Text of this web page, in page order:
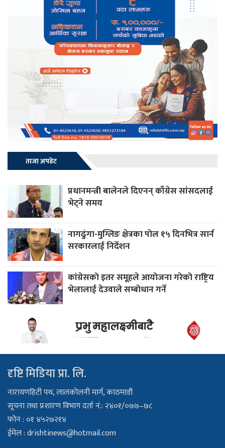
ताजा अपडेट
प्रधानमन्त्री बालेनले दिएनन् काँग्रेस सांसदलाई
भेट्ने समय
नागढुंगा-मुग्लिङ क्षेत्रका पोल १५ दिनभित्र सार्न
सरकारलाई निर्देशन
कांग्रेसको इतर समूहले आयोजना गरेको राष्ट्रिय
भेलालाई देउवाले सम्बोधान गर्ने
दृष्टि मिडिया प्रा. लि.
नारायणहिटी पथ, लालकोलनी मार्ग, काठमाडौं
सूचना तथा प्रशारण विभाग दर्ता नं.: २४०१/०७७–७८
फोन : ०१ ४५२७२१४
ईमेल :drishtinews@hotmail.com